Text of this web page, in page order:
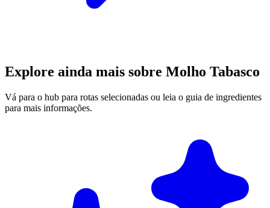
Explore ainda mais sobre Molho Tabasco
Vá para o hub para rotas selecionadas ou leia o guia de ingredientes
para mais informações.